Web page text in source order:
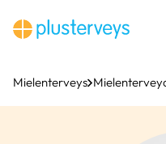
sisältöön
Mielenterveys